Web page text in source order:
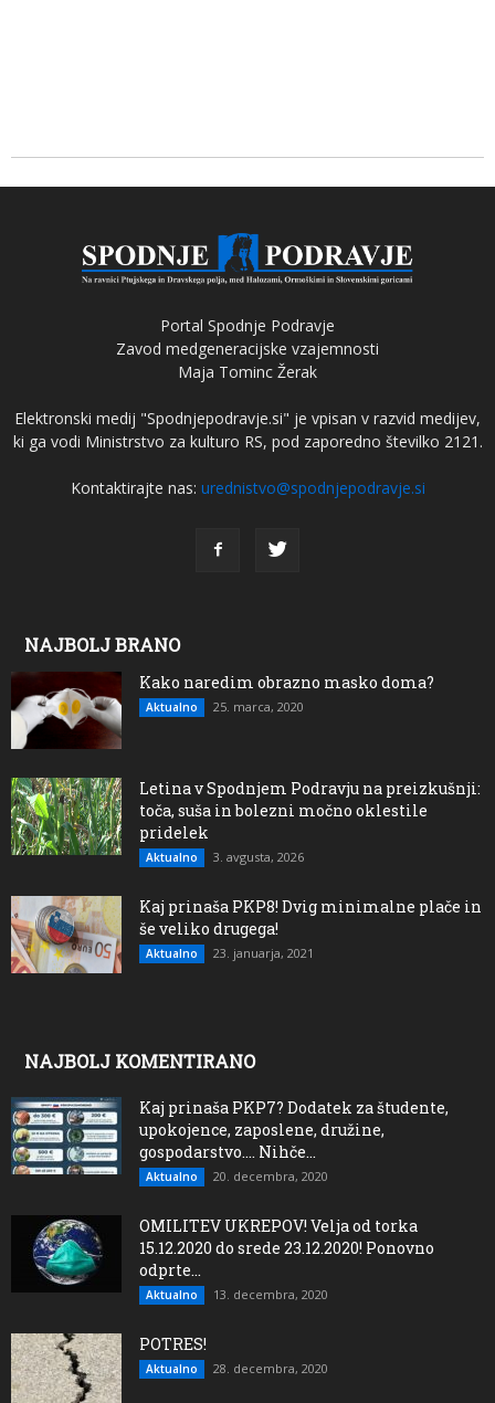
Portal Spodnje Podravje
Zavod medgeneracijske vzajemnosti
Maja Tominc Žerak
Elektronski medij "Spodnjepodravje.si" je vpisan v razvid medijev,
ki ga vodi Ministrstvo za kulturo RS, pod zaporedno številko 2121.
Kontaktirajte nas: urednistvo@spodnjepodravje.si
NAJBOLJ BRANO
Kako naredim obrazno masko doma?
Aktualno 25. marca, 2020
Letina v Spodnjem Podravju na preizkušnji:
toča, suša in bolezni močno oklestile
pridelek
Aktualno 3. avgusta, 2026
Kaj prinaša PKP8! Dvig minimalne plače in
še veliko drugega!
Aktualno 23. januarja, 2021
NAJBOLJ KOMENTIRANO
Kaj prinaša PKP7? Dodatek za študente,
upokojence, zaposlene, družine,
gospodarstvo…. Nihče...
Aktualno 20. decembra, 2020
OMILITEV UKREPOV! Velja od torka
15.12.2020 do srede 23.12.2020! Ponovno
odprte...
Aktualno 13. decembra, 2020
POTRES!
Aktualno 28. decembra, 2020